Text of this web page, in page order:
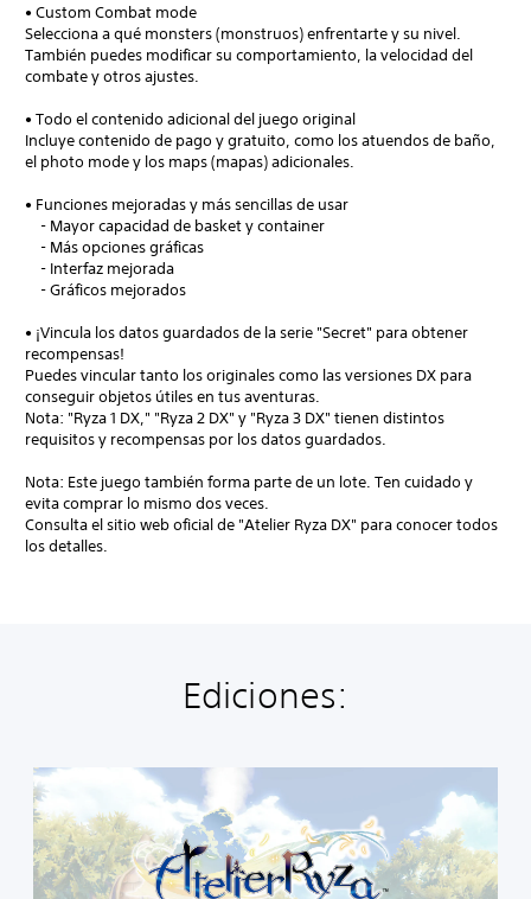
• Custom Combat mode
Selecciona a qué monsters (monstruos) enfrentarte y su nivel.
También puedes modificar su comportamiento, la velocidad del
combate y otros ajustes.
• Todo el contenido adicional del juego original
Incluye contenido de pago y gratuito, como los atuendos de baño,
el photo mode y los maps (mapas) adicionales.
• Funciones mejoradas y más sencillas de usar
- Mayor capacidad de basket y container
- Más opciones gráficas
- Interfaz mejorada
- Gráficos mejorados
• ¡Vincula los datos guardados de la serie "Secret" para obtener
recompensas!
Puedes vincular tanto los originales como las versiones DX para
conseguir objetos útiles en tus aventuras.
Nota: "Ryza 1 DX," "Ryza 2 DX" y "Ryza 3 DX" tienen distintos
requisitos y recompensas por los datos guardados.
Nota: Este juego también forma parte de un lote. Ten cuidado y
evita comprar lo mismo dos veces.
Consulta el sitio web oficial de "Atelier Ryza DX" para conocer todos
los detalles.
Ediciones:
A
t
e
l
i